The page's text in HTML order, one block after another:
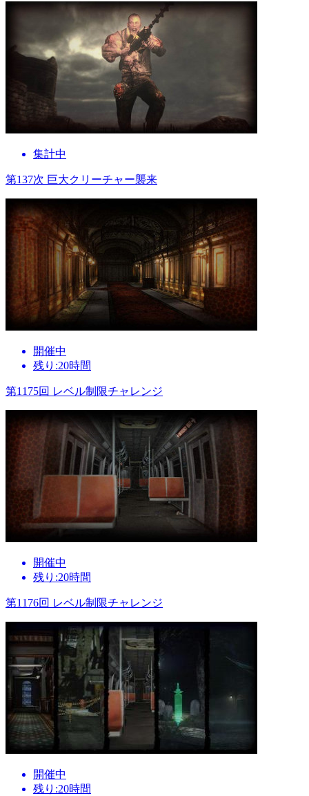
集計中
第137次 巨大クリーチャー襲来
開催中
残り:20時間
第1175回 レベル制限チャレンジ
開催中
残り:20時間
第1176回 レベル制限チャレンジ
開催中
残り:20時間